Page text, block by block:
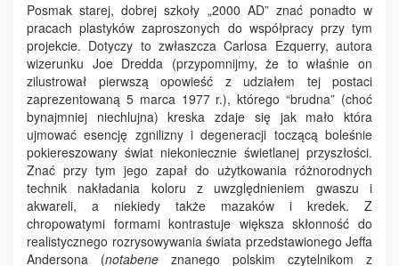
Posmak starej, dobrej szkoły „2000 AD” znać ponadto w
pracach plastyków zaproszonych do współpracy przy tym
projekcie. Dotyczy to zwłaszcza Carlosa Ezquerry, autora
wizerunku Joe Dredda (przypomnijmy, że to właśnie on
zilustrował pierwszą opowieść z udziałem tej postaci
zaprezentowaną 5 marca 1977 r.), którego “brudna” (choć
bynajmniej niechlujna) kreska zdaje się jak mało która
ujmować esencję zgnilizny i degeneracji toczącą boleśnie
pokiereszowany świat niekoniecznie świetlanej przyszłości.
Znać przy tym jego zapał do użytkowania różnorodnych
technik nakładania koloru z uwzględnieniem gwaszu i
akwareli, a niekiedy także mazaków i kredek. Z
chropowatymi formami kontrastuje większa skłonność do
realistycznego rozrysowywania świata przedstawionego Jeffa
Andersona (notabene znanego polskim czytelnikom z